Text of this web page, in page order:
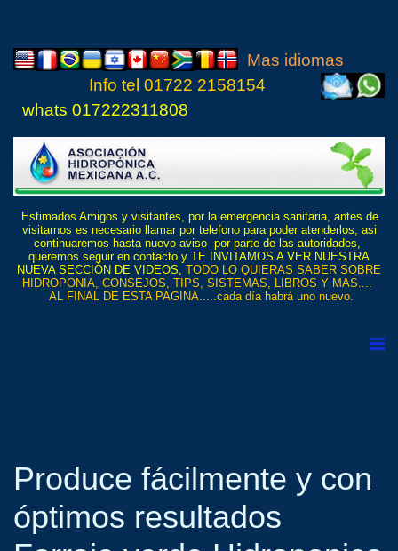
Mas idiomas
Info tel 01722 2158154
whats 017222311808
Estimados Amigos y visitantes, por la emergencia sanitaria, antes de
visitarnos es necesario llamar por telefono para poder atenderlos, asi
continuaremos hasta nuevo aviso por parte de las autoridades,
queremos seguir en contacto y TE INVITAMOS A VER NUESTRA
NUEVA SECCIÓN DE VIDEOS, TODO LO QUIERAS SABER SOBRE
HIDROPONIA, CONSEJOS, TIPS, SISTEMAS, LIBROS Y MAS....
AL FINAL DE ESTA PAGINA.....cada día habrá uno nuevo.
Produce fácilmente y con
óptimos resultados